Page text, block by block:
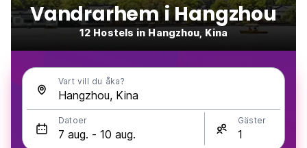
Vandrarhem i Hangzhou
12 Hostels in Hangzhou, Kina
Vart vill du åka?
Datoer Gäster